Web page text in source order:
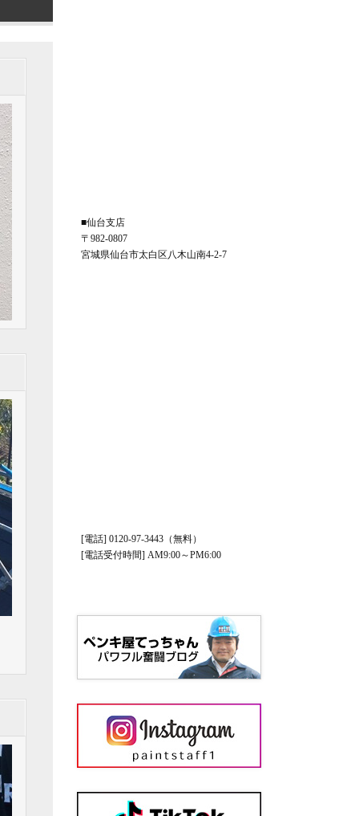
■仙台支店
〒982-0807
宮城県仙台市太白区八木山南4-2-7
[電話] 0120-97-3443（無料）
[電話受付時間] AM9:00～PM6:00